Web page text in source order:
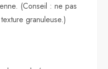
(Conseil : ne pas
granuleuse.)